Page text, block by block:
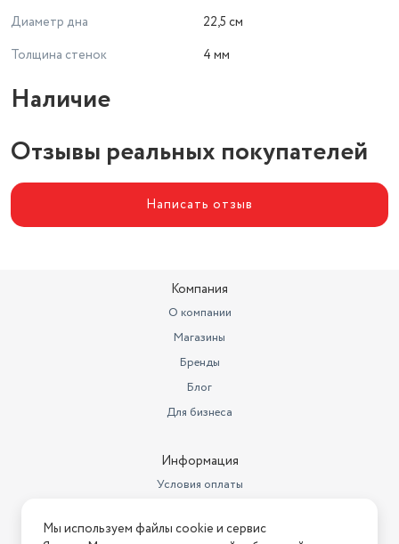
Диаметр дна
22,5 см
Толщина стенок
4 мм
Наличие
Отзывы реальных покупателей
Написать отзыв
Компания
О компании
Магазины
Бренды
Блог
Для бизнеса
Информация
Условия оплаты
Условия возврата
Мы используем файлы cookie и сервис